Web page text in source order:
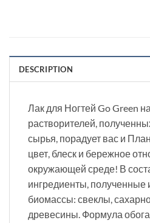
DESCRIPTION
Лак для Ногтей Go Green
растворителей,
сырья, порадует вас и
цвет, блеск и бережное
окружающей среде! В
ингредиенты, полученные
биомассы: свеклы,
древесины. Формула